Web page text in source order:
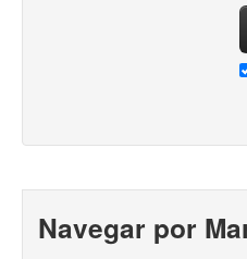
Navegar por